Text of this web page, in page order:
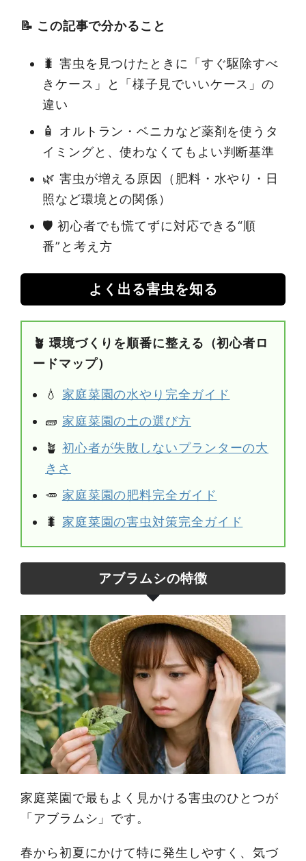
📝 この記事で分かること
🐛 害虫を見つけたときに「すぐ駆除すべ
きケース」と「様子見でいいケース」の
違い
🧴 オルトラン・ベニカなど薬剤を使うタ
イミングと、使わなくてもよい判断基準
🌿 害虫が増える原因（肥料・水やり・日
照など環境との関係）
🛡 初心者でも慌てずに対応できる“順
番”と考え方
よく出る害虫を知る
🪴 環境づくりを順番に整える（初心者ロ
ードマップ）
💧 家庭菜園の水やり完全ガイド
🧱 家庭菜園の土の選び方
🪴 初心者が失敗しないプランターの大
きさ
🥕 家庭菜園の肥料完全ガイド
🐛 家庭菜園の害虫対策完全ガイド
アブラムシの特徴
家庭菜園で最もよく見かける害虫のひとつが
「アブラムシ」です。
春から初夏にかけて特に発生しやすく、気づ